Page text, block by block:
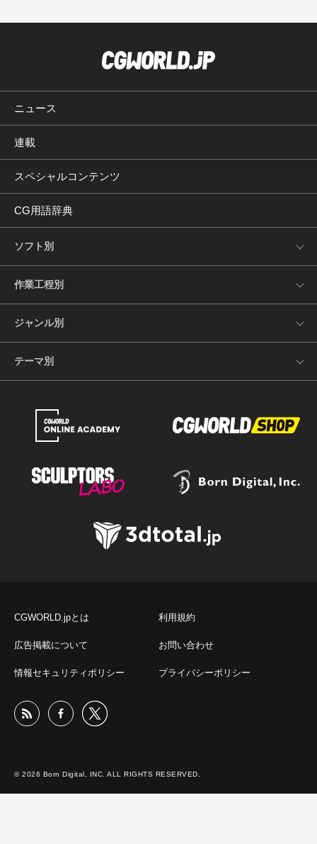
ニュース
連載
スペシャルコンテンツ
CG用語辞典
ソフト別
作業工程別
ジャンル別
テーマ別
CGWORLD.jpとは 利用規約
広告掲載について お問い合わせ
情報セキュリティポリシー プライバシーポリシー
© 2026 Born Digital, INC. ALL RIGHTS RESERVED.